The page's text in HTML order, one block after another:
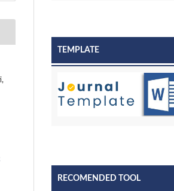
TEMPLATE
RECOMENDED TOOL